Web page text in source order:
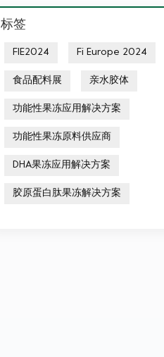
标签
FIE2024 Fi Europe 2024
食品配料展 亲水胶体
功能性果冻应用解决方案
功能性果冻原料供应商
DHA果冻应用解决方案
胶原蛋白肽果冻解决方案